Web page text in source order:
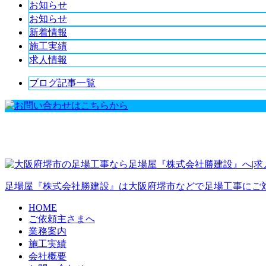
お知らせ
お知らせ
新着情報
施工実績
求人情報
ブログ記事一覧
足場屋『株式会社勝建設』は大阪府堺市などで足場工事にご
HOME
ご依頼主さまへ
業務案内
施工実績
会社概要